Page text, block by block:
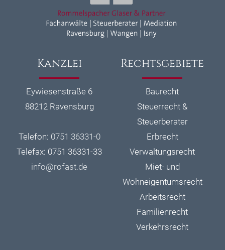
Kanzlei
Eywiesenstraße 6
88212 Ravensburg
Telefon: 0751 36331-0
Telefax: 0751 36331-33
info@rofast.de
Rechtsgebiete
Baurecht
Steuerrecht &
Steuerberater
Erbrecht
Verwaltungsrecht
Miet- und
Wohneigentumsrecht
Arbeitsrecht
Familienrecht
Verkehrsrecht